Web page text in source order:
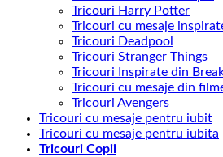
Tricouri Harry Potter
Tricouri cu mesaje
Tricouri Deadpool
Tricouri Stranger Things
Tricouri Inspirate din
Tricouri cu mesaje din
Tricouri Avengers
Tricouri cu mesaje pentru iubit
Tricouri cu mesaje pentru iubita
Tricouri Copii